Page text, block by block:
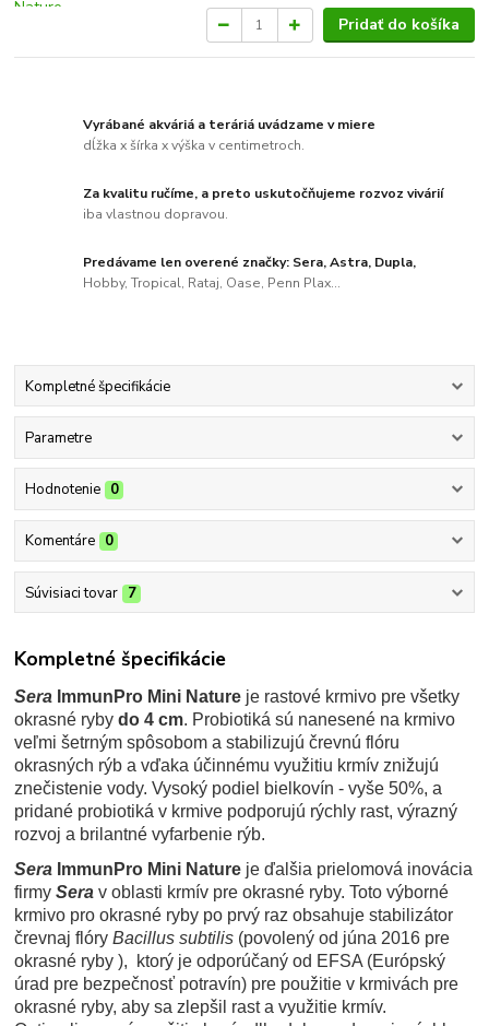
Pridať do košíka
Vyrábané akváriá a teráriá uvádzame v miere
dĺžka x šírka x výška v centimetroch.
Za kvalitu ručíme, a preto uskutočňujeme rozvoz vivárií
iba vlastnou dopravou.
Predávame len overené značky: Sera, Astra, Dupla,
Hobby, Tropical, Rataj, Oase, Penn Plax...
Kompletné špecifikácie
Parametre
Hodnotenie 0
Komentáre 0
Súvisiaci tovar 7
Kompletné špecifikácie
Sera ImmunPro Mini Nature je rastové krmivo pre všetky
okrasné rybydo 4 cm. Probiotiká sú nanesené na krmivo
veľmi šetrným spôsobom a stabilizujú črevnú flóru
okrasných rýb a vďaka účinnému využitiu krmív znižujú
znečistenie vody. Vysoký podiel bielkovín - vyše 50%, a
pridané probiotiká v krmive podporujú rýchly rast, výrazný
rozvoj a brilantné vyfarbenie rýb.
Sera ImmunPro Mini Nature je ďalšia prielomová inovácia
firmySera v oblasti krmív pre okrasné ryby. Toto výborné
krmivo pro okrasné ryby po prvý raz obsahuje stabilizátor
črevnaj flóryBacillus subtilis (povolený od júna 2016 pre
okrasné ryby ), ktorý je odporúčaný od EFSA (Európský
úrad pre bezpečnosť potravín) pre použitie v krmivách pre
okrasné ryby, aby sa zlepšil rast a využitie krmív.